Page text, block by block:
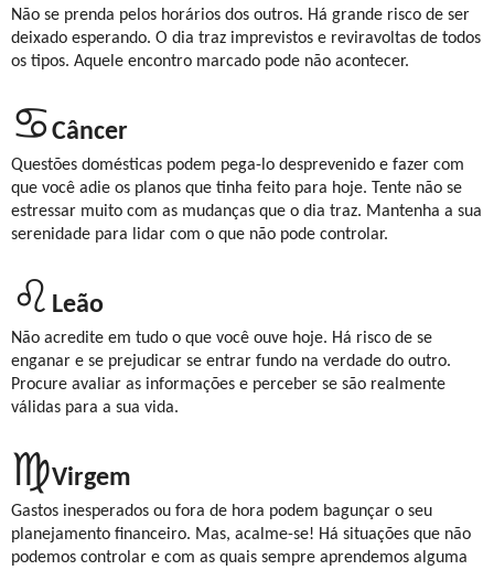
Não se prenda pelos horários dos outros. Há grande risco de ser
deixado esperando. O dia traz imprevistos e reviravoltas de todos
os tipos. Aquele encontro marcado pode não acontecer.
♋Câncer
Questões domésticas podem pega-lo desprevenido e fazer com
que você adie os planos que tinha feito para hoje. Tente não se
estressar muito com as mudanças que o dia traz. Mantenha a sua
serenidade para lidar com o que não pode controlar.
♌ Leão
Não acredite em tudo o que você ouve hoje. Há risco de se
enganar e se prejudicar se entrar fundo na verdade do outro.
Procure avaliar as informações e perceber se são realmente
válidas para a sua vida.
♍Virgem
Gastos inesperados ou fora de hora podem bagunçar o seu
planejamento financeiro. Mas, acalme-se! Há situações que não
podemos controlar e com as quais sempre aprendemos alguma